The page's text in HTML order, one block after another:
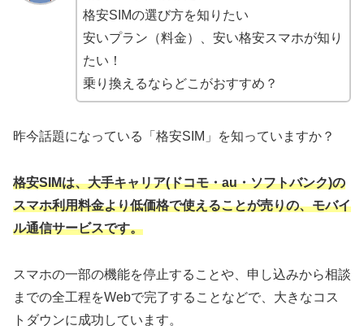
格安SIMの選び方を知りたい
安いプラン（料金）、安い格安スマホが知り
たい！
乗り換えるならどこがおすすめ？
昨今話題になっている「格安SIM」を知っていますか？
格安SIMは、大手キャリア(ドコモ・au・ソフトバンク)の
スマホ利用料金より低価格で使えることが売りの、モバイ
ル通信サービスです。
スマホの一部の機能を停止することや、申し込みから相談
までの全工程をWebで完了することなどで、大きなコス
トダウンに成功しています。